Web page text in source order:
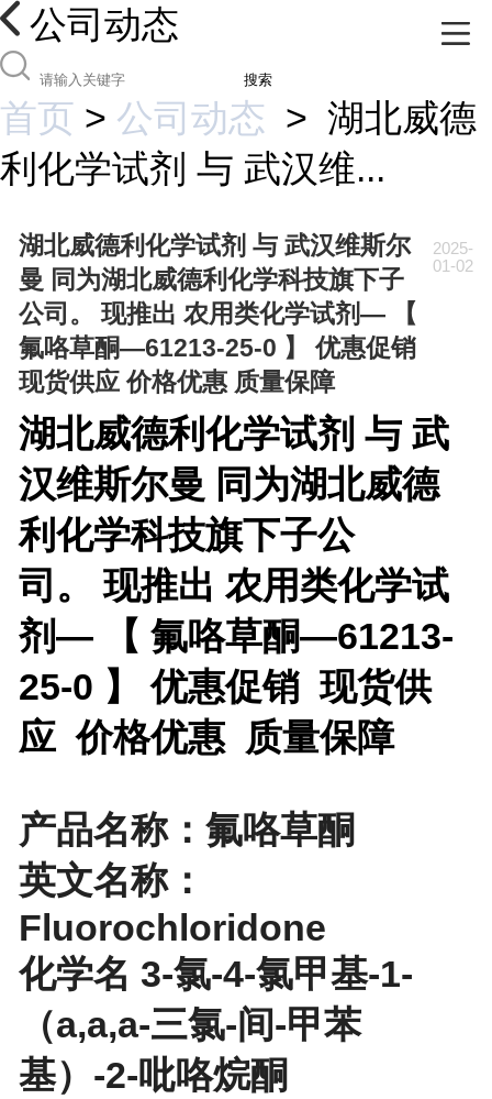
公司动态
搜索
首页 > 公司动态 > 湖北威德
利化学试剂 与 武汉维...
湖北威德利化学试剂 与 武汉维斯尔
曼 同为湖北威德利化学科技旗下子
公司。 现推出 农用类化学试剂— 【
氟咯草酮—61213-25-0 】 优惠促销
现货供应 价格优惠 质量保障
2025-
01-02
湖北威德利化学试剂 与 武
汉维斯尔曼 同为湖北威德
利化学科技旗下子公
司。 现推出 农用类化学试
剂— 【 氟咯草酮—61213-
25-0 】 优惠促销 现货供
应 价格优惠 质量保障
产品名称：氟咯草酮
英文名称：
Fluorochloridone
化学名 3-氯-4-氯甲基-1-
（a,a,a-三氯-间-甲苯
基）-2-吡咯烷酮